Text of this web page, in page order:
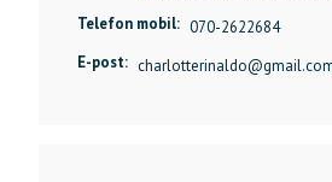
Telefon mobil: 070-2622684
E-post: